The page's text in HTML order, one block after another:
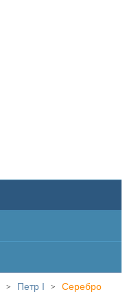
> Петр I > Серебро